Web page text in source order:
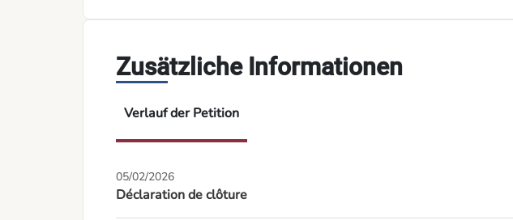
Zusätzliche Informationen
Verlauf der Petition
05/02/2026
Déclaration de clôture